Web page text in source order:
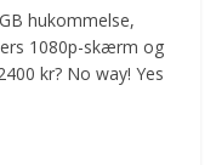
hukommelse,
1080p-skærm og
kr? No way! Yes